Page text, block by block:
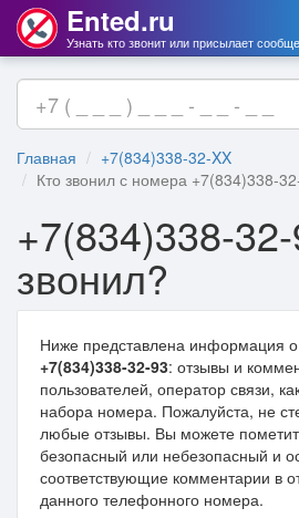
Ented.ru
Узнать кто звонит или присылает
Главная
+7(834)338-32-XX
Кто звонил с номера +7(834)338-
+7(834)338-
звонил?
Ниже представлена информация
+7(834)338-32-93: отзывы и
пользователей, оператор связи,
набора номера. Пожалуйста, не
любые отзывы. Вы можете
безопасный или небезопасный и
соответствующие комментарии в
данного телефонного номера.